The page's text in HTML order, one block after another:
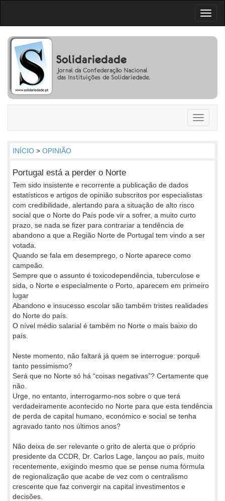
Toggle
INÍCIO > OPINIÃO
Portugal está a perder o Norte
Tem sido insistente e recorrente a publicação de dados
estatísticos e artigos de opinião subscritos por especialistas
com credibilidade, alertando para a situação de alto risco
social que o Norte do País pode vir a sofrer, a muito curto
prazo, se nada se fizer para contrariar a tendência de
abandono a que a Região Norte de Portugal tem vindo a ser
votada.
Quando se fala em desemprego, o Norte aparece como
campeão.
Sempre que o assunto é toxicodependência, tuberculose e
sida, o Norte e especialmente o Porto, aparecem em primeiro
lugar
Abandono e insucesso escolar são também tristes realidades
do Norte do país.
O nível médio salarial é também no Norte o mais baixo do
país.
Neste momento, não faltará já quem se interrogue: porquê
tanto pessimismo?
Será que no Norte só há “coisas negativas”? Certamente que
não.
Urge, no entanto, interrogarmo-nos sobre o que terá
verdadeiramente acontecido no Norte para que esta tendência
de perda de capital humano, económico e social se tenha
agravado tanto nos últimos anos?
Não deixa de ser relevante o grito de alerta que o próprio
presidente da CCDR, Dr. Carlos Lage, lançou ao país, muito
recentemente, exigindo mesmo que se pense numa fórmula
de regionalização que acabe de vez com o centralismo
crescente que faz convergir na capital investimentos e
decisões.